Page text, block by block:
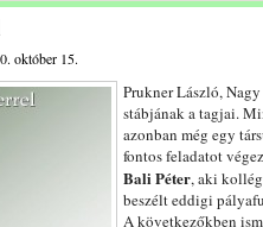
október 15.
Prukner László,
stábjának a tagjai.
azonban még egy
fontos feladatot
Bali Péter, aki
beszélt eddigi
A következőkben